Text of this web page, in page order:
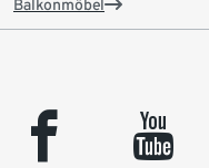
Balkonmöbel
facebook youtube